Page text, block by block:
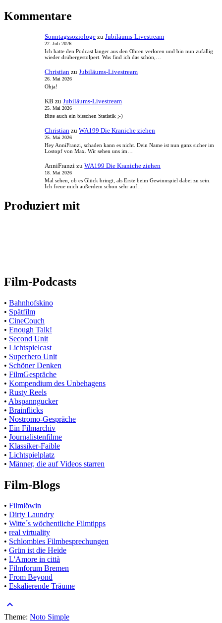
Kommentare
Sonntagssoziologe zuJubiläums-Livestream
22. Juli 2026
Ich hatte den Podcast länger aus den Ohren verloren und bin nun zufällig
wieder drübergestolpert. Was find ich das schön,…
Christian zuJubiläums-Livestream
26. Mai 2026
Ohja!
KB zuJubiläums-Livestream
25. Mai 2026
Bitte auch ein bisschen Statistik ;-)
Christian zuWA199 Die Kraniche ziehen
25. Mai 2026
Hey AnniFranzi, schaden kann es nicht. Dein Name ist nun ganz sicher im
Lostopf von Max. Wir sehen uns im…
AnniFranzi zuWA199 Die Kraniche ziehen
18. Mai 2026
Mal sehen, ob es Glück bringt, als Erste beim Gewinnspiel dabei zu sein.
Ich freue mich außerdem schon sehr auf…
Produziert mit
Film-Podcasts
• Bahnhofskino
• Spätfilm
• CineCouch
• Enough Talk!
• Second Unit
• Lichtspielcast
• Superhero Unit
• Schöner Denken
• FilmGespräche
• Kompendium des Unbehagens
• Rusty Reels
• Abspanngucker
• Brainflicks
• Nostromo-Gespräche
• Ein Filmarchiv
• Journalistenfilme
• Klassiker-Faible
• Lichtspielplatz
• Männer, die auf Videos starren
Film-Blogs
• Filmlöwin
• Dirty Laundry
• Witte´s wöchentliche Filmtipps
• real virtuality
• Schlombies Filmbesprechungen
• Grün ist die Heide
• L'Amore in città
• Filmforum Bremen
• From Beyond
• Eskalierende Träume
keyboard_arrow_up
Theme: Noto Simple